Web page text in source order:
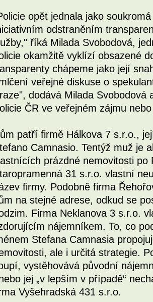
opět jednala jako
odstraněním
říká Milada Svobodová,
okamžitě vyklízí obsazené
chápeme jako její
veřejné diskuse o
dodává Milada Svobodová
ČR ve veřejném zájmu
patří firmě Hálkova 7 s.r.o.,
Camnasio. Tentýž muž je
prázdné nemovitosti po
31 s.r.o. vlastní
firmy. Podobně firma
na stejné adrese, odkud se
Firma Neklanova 3 s.r.o.
nájemníkem. To, co
Stefana Camnasia
ale i určitá strategie.
vystěhovává původní
jej „v lepším v případě“
Vyšehradská 431 s.r.o.